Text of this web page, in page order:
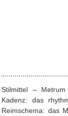
Stilmittel –
Kadenz: das
Reimschema: das